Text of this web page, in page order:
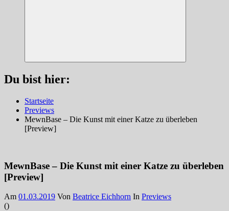
Suchen
Du bist hier:
Startseite
Previews
MewnBase – Die Kunst mit einer Katze zu überleben
[Preview]
MewnBase – Die Kunst mit einer Katze zu überleben
[Preview]
Am 01.03.2019 Von Beatrice Eichhorn In Previews
()